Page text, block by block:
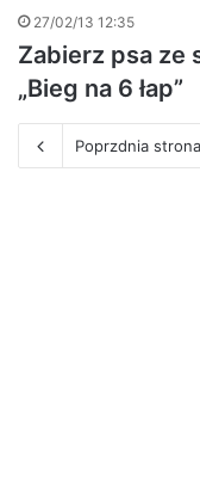
27/02/13 12:35
Zabierz psa ze
„Bieg na 6 łap”
Poprzdnia strona